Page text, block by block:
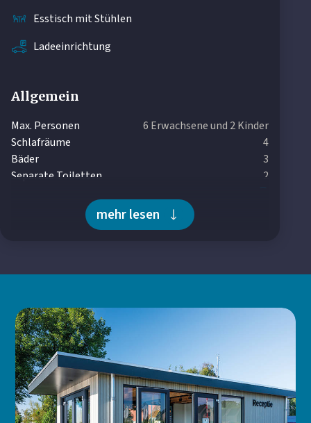
Esstisch mit Stühlen
Ladeeinrichtung
Allgemein
Max. Personen
6 Erwachsene und 2 Kinder
Schlafräume
4
Bäder
3
Separate Toiletten
2
Wäschetrockner
Fußbodenheizung
Wohnbereich
Smart-TV
Sitzecke
Offene Küche
Geräumiger Esstisch
mehr lesen